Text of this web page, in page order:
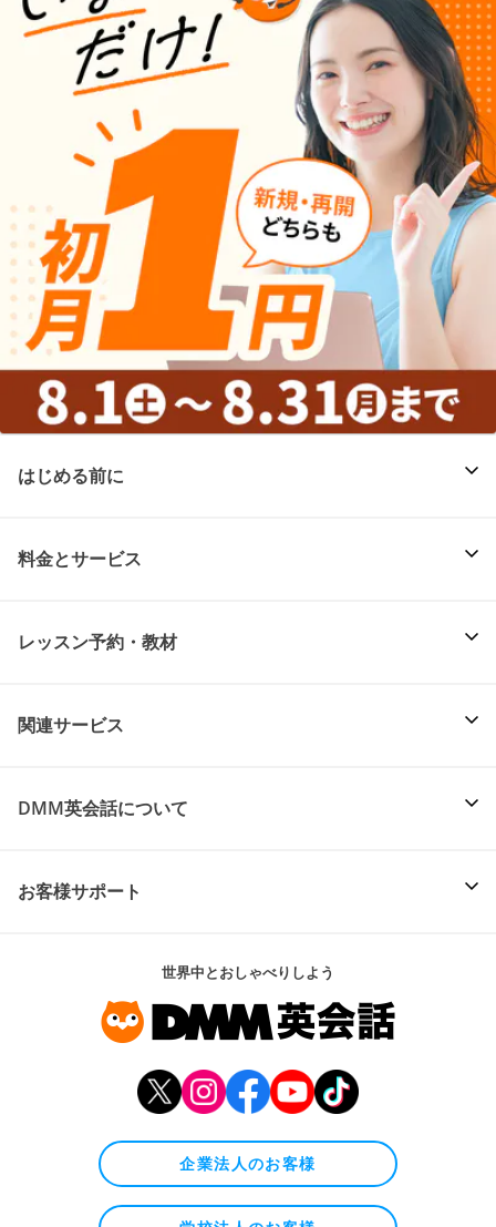
はじめる前に
料金とサービス
レッスン予約・教材
関連サービス
DMM英会話について
お客様サポート
世界中とおしゃべりしよう
企業法人のお客様